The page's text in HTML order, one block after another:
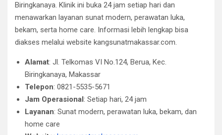
Biringkanaya. Klinik ini buka 24 jam setiap hari dan
menawarkan layanan sunat modern, perawatan luka,
bekam, serta home care. Informasi lebih lengkap bisa
diakses melalui website kangsunatmakassar.com.
Alamat: Jl. Telkomas VI No.124, Berua, Kec.
Biringkanaya, Makassar
Telepon: 0821-5535-5671
Jam Operasional: Setiap hari, 24 jam
Layanan: Sunat modern, perawatan luka, bekam, dan
home care